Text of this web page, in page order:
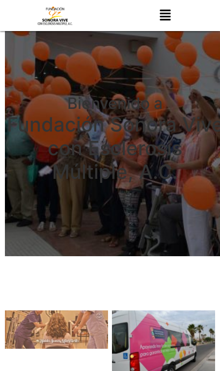
Bienvenido a
Fundación Sonora
con Esclerosis
Múltiple, A.C.